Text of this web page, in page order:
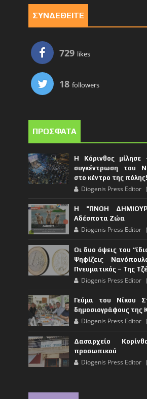
ΣΥΝΔΕΘΕΙΤΕ
729 likes
18 followers
ΠΡΟΣΦΑΤΑ
Η Κόρινθος μίλησε
συγκέντρωση του
στο κέντρο της πόλης!
Diogenis Press Editor
Η "ΠΝΟΗ
Αδέσποτα Ζώα
Diogenis Press Editor
Οι δυο όψεις του
Ψηφίζεις
Πνευματικός – Της
Diogenis Press Editor
Γεύμα του Νίκου
δημοσιογράφους της
Diogenis Press Editor
Δασαρχείο
προσωπικού
Diogenis Press Editor